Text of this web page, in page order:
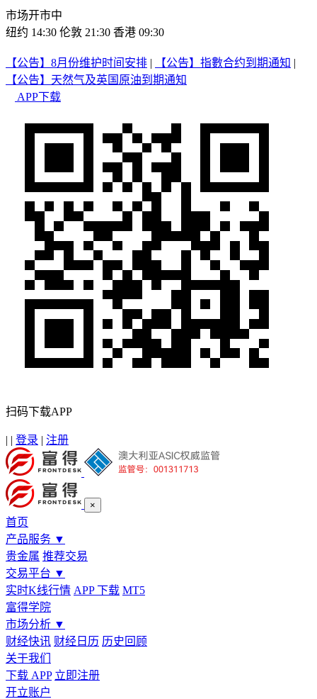
市场开市中
纽约 14:30 伦敦 21:30 香港 09:30
【公告】8月份维护时间安排 | 【公告】指數合约到期通知 |
【公告】天然气及英国原油到期通知
APP下载
扫码下载APP
| | 登录 | 注册
×
首页
产品服务 ▼
贵金属 推荐交易
交易平台 ▼
实时K线行情 APP 下载 MT5
富得学院
市场分析 ▼
财经快讯 财经日历 历史回顾
关于我们
下载 APP 立即注册
开立账户